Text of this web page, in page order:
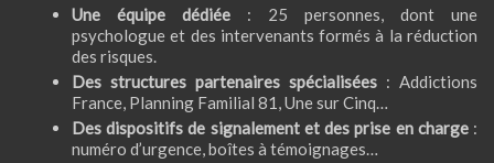
Une équipe dédiée : 25 personnes, dont une
psychologue et des intervenants formés à la réduction
des risques.
Des structures partenaires spécialisées : Addictions
France, Planning Familial 81, Une sur Cinq…
Des dispositifs de signalement et des prise en charge:
numéro d’urgence, boîtes à témoignages…